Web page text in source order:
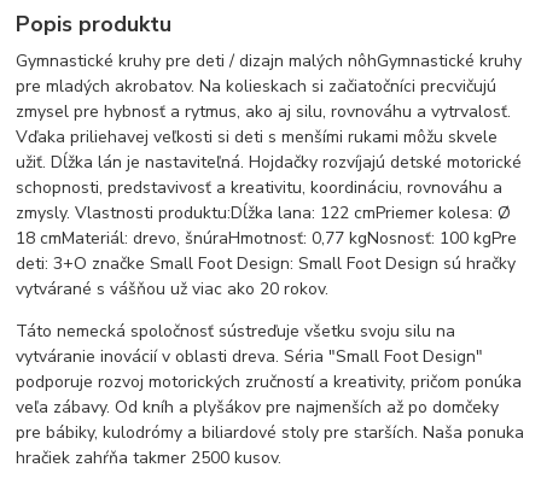
Popis produktu
Gymnastické kruhy pre deti / dizajn malých nôhGymnastické kruhy
pre mladých akrobatov. Na kolieskach si začiatočníci precvičujú
zmysel pre hybnosť a rytmus, ako aj silu, rovnováhu a vytrvalosť.
Vďaka priliehavej veľkosti si deti s menšími rukami môžu skvele
užiť. Dĺžka lán je nastaviteľná. Hojdačky rozvíjajú detské motorické
schopnosti, predstavivosť a kreativitu, koordináciu, rovnováhu a
zmysly. Vlastnosti produktu:Dĺžka lana: 122 cmPriemer kolesa: Ø
18 cmMateriál: drevo, šnúraHmotnosť: 0,77 kgNosnosť: 100 kgPre
deti: 3+O značke Small Foot Design: Small Foot Design sú hračky
vytvárané s vášňou už viac ako 20 rokov.
Táto nemecká spoločnosť sústreďuje všetku svoju silu na
vytváranie inovácií v oblasti dreva. Séria "Small Foot Design"
podporuje rozvoj motorických zručností a kreativity, pričom ponúka
veľa zábavy. Od kníh a plyšákov pre najmenších až po domčeky
pre bábiky, kulodrómy a biliardové stoly pre starších. Naša ponuka
hračiek zahŕňa takmer 2500 kusov.